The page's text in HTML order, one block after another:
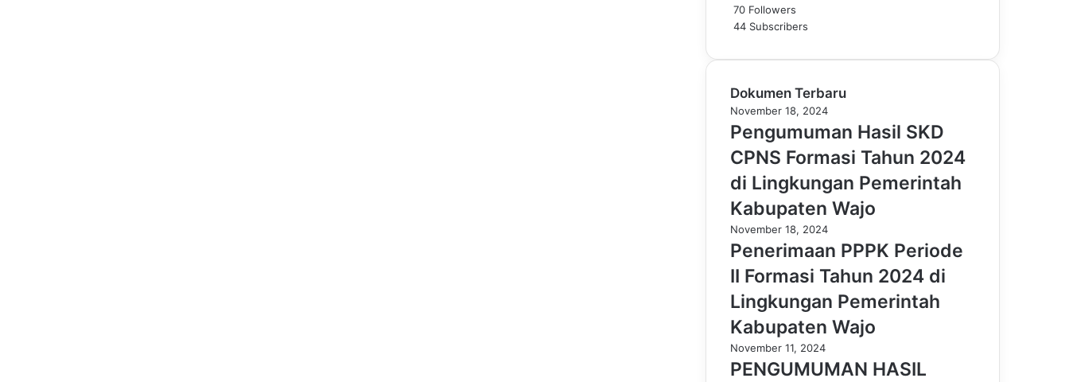
70 Followers
44 Subscribers
Dokumen Terbaru
November 18, 2024
Pengumuman Hasil SKD
CPNS Formasi Tahun 2024
di Lingkungan Pemerintah
Kabupaten Wajo
November 18, 2024
Penerimaan PPPK Periode
II Formasi Tahun 2024 di
Lingkungan Pemerintah
Kabupaten Wajo
November 11, 2024
PENGUMUMAN HASIL